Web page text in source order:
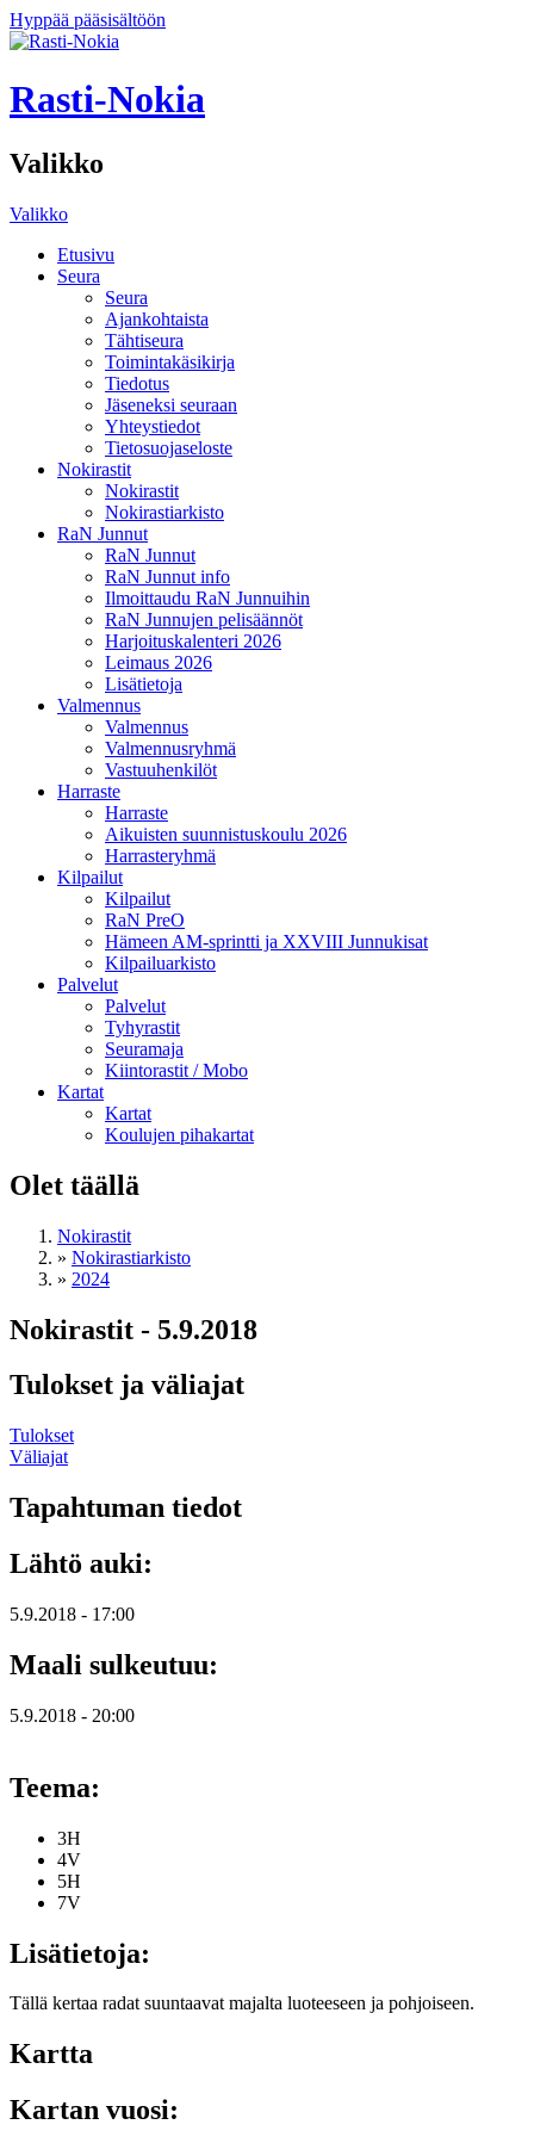
Hyppää pääsisältöön
Rasti-Nokia
Valikko
Valikko
Etusivu
Seura
Seura
Ajankohtaista
Tähtiseura
Toimintakäsikirja
Tiedotus
Jäseneksi seuraan
Yhteystiedot
Tietosuojaseloste
Nokirastit
Nokirastit
Nokirastiarkisto
RaN Junnut
RaN Junnut
RaN Junnut info
Ilmoittaudu RaN Junnuihin
RaN Junnujen pelisäännöt
Harjoituskalenteri 2026
Leimaus 2026
Lisätietoja
Valmennus
Valmennus
Valmennusryhmä
Vastuuhenkilöt
Harraste
Harraste
Aikuisten suunnistuskoulu 2026
Harrasteryhmä
Kilpailut
Kilpailut
RaN PreO
Hämeen AM-sprintti ja XXVIII Junnukisat
Kilpailuarkisto
Palvelut
Palvelut
Tyhyrastit
Seuramaja
Kiintorastit / Mobo
Kartat
Kartat
Koulujen pihakartat
Olet täällä
Nokirastit
» Nokirastiarkisto
» 2024
Nokirastit - 5.9.2018
Tulokset ja väliajat
Tulokset
Väliajat
Tapahtuman tiedot
Lähtö auki:
5.9.2018 - 17:00
Maali sulkeutuu:
5.9.2018 - 20:00
Teema:
3H
4V
5H
7V
Lisätietoja:
Tällä kertaa radat suuntaavat majalta luoteeseen ja pohjoiseen.
Kartta
Kartan vuosi: